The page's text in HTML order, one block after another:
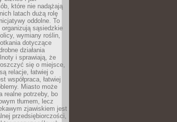
które nie nadążają
latach dużą rolę
oddolne. To
sąsiedzkie
wymiany roślin,
dotyczące
działania
i sprawiają, że
się o miejsce,
relacje, łatwiej o
współpraca, łatwiej
Miasto może
realne potrzeby, bo
tłumem, lecz
zjawiskiem jest
przedsiębiorczości,